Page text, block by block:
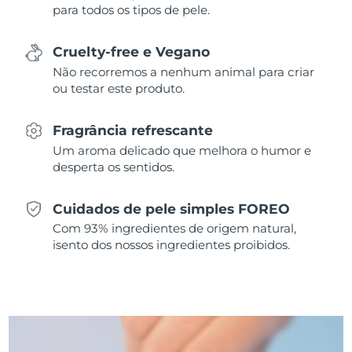
para todos os tipos de pele.
Cruelty-free e Vegano
Não recorremos a nenhum animal para criar
ou testar este produto.
Fragrância refrescante
Um aroma delicado que melhora o humor e
desperta os sentidos.
Cuidados de pele simples FOREO
Com 93% ingredientes de origem natural,
isento dos nossos ingredientes proibidos.
Eslováquia Entrega prevista 08/08/2026
África do Sul
Coreia do Sul
Espanha Entrega prevista08/08/2026
Suécia Entrega prevista08/08/2026
Entrega prevista 13/08/2026